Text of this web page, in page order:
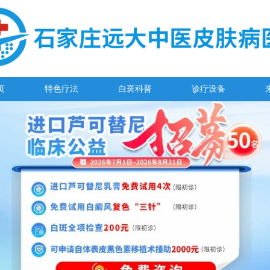
特色疗法 白斑科普 诊疗设备
阳春三月·抗白复发——远大白斑抗复发活动开启!
放寒假，祛白斑!7天唤醒黑色素!白斑强化诊疗进行中!
7天唤醒黑色素，寒假不留白 体面迎新年!
特邀原清华大学第一附属医院皮肤科主任28-29日来院会诊
恭贺伍德镜检查系统成功落户!暑期超强福利点击领取!